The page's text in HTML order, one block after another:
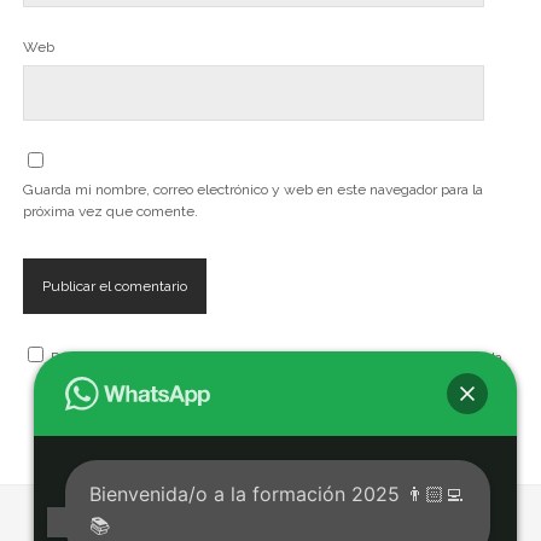
Web
Guarda mi nombre, correo electrónico y web en este navegador para la
próxima vez que comente.
Recibe, artículos, cursos, seminarios, talleres y eventos de la Escuela
Tema Chosen para WordPress de Compete Themes.
Bienvenida/o a la formación 2025 👨🏻‍💻
📚